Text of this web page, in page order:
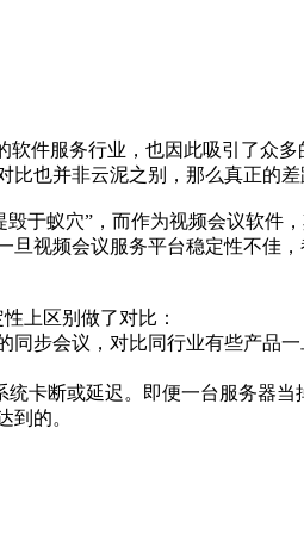
件服务行业，也因此吸引了众多
也并非云泥之别，那么真正的
蚁穴”，而作为视频会议软件
视频会议服务平台稳定性不佳
上区别做了对比：
步会议，对比同行业有些产品
卡断或延迟。即便一台服务器
到的。